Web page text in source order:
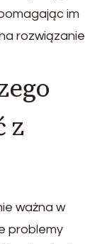
im
rozwiązanie
z
ważna w
problemy